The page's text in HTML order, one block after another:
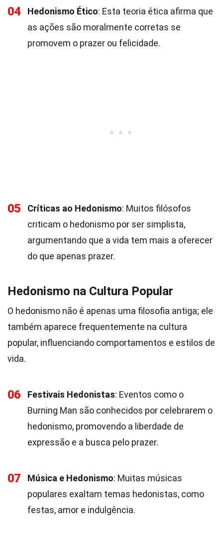
04 Hedonismo Ético: Esta teoria ética afirma que
as ações são moralmente corretas se
promovem o prazer ou felicidade.
05 Críticas ao Hedonismo: Muitos filósofos
criticam o hedonismo por ser simplista,
argumentando que a vida tem mais a oferecer
do que apenas prazer.
Hedonismo na Cultura Popular
O hedonismo não é apenas uma filosofia antiga; ele
também aparece frequentemente na cultura
popular, influenciando comportamentos e estilos de
vida.
06 Festivais Hedonistas: Eventos como o
Burning Man são conhecidos por celebrarem o
hedonismo, promovendo a liberdade de
expressão e a busca pelo prazer.
07 Música e Hedonismo: Muitas músicas
populares exaltam temas hedonistas, como
festas, amor e indulgência.